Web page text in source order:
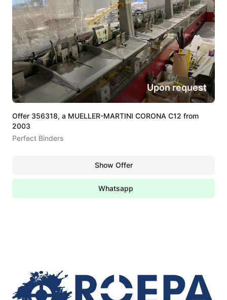
Offer 356318, a MUELLER-MARTINI CORONA C12 from
2003
Perfect Binders
Upon request
Show Offer
Whatsapp